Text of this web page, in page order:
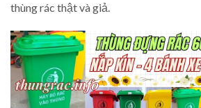
thùng rác thật và giả.